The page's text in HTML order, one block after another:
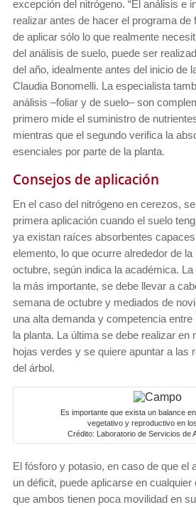
excepción del nitrógeno. “El análisis e
realizar antes de hacer el programa de
de aplicar sólo lo que realmente
del análisis de suelo, puede ser
del año, idealmente antes del inicio de
Claudia Bonomelli. La especialista
análisis –foliar y de suelo– son
primero mide el suministro de
mientras que el segundo verifica la
esenciales por parte de la planta.
Consejos de aplicación
En el caso del nitrógeno en cerezos,
primera aplicación cuando el suelo
ya existan raíces absorbentes
elemento, lo que ocurre alrededor de
octubre, según indica la académica.
la más importante, se debe llevar a
semana de octubre y mediados de
una alta demanda y competencia
la planta. La última se debe realizar en
hojas verdes y se quiere apuntar a las
del árbol.
Es importante que exista un balance
vegetativo y reproductivo en
Crédito: Laboratorio de Servicios de
El fósforo y potasio, en caso de que el
un déficit, puede aplicarse en cualquier
que ambos tienen poca movilidad en